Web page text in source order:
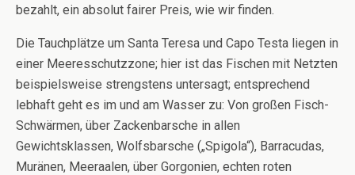
bezahlt, ein absolut fairer Preis, wie wir finden.
Die Tauchplätze um Santa Teresa und Capo Testa liegen in
einer Meeresschutzzone; hier ist das Fischen mit Netzten
beispielsweise strengstens untersagt; entsprechend
lebhaft geht es im und am Wasser zu: Von großen Fisch-
Schwärmen, über Zackenbarsche in allen
Gewichtsklassen, Wolfsbarsche („Spigola“), Barracudas,
Muränen, Meeraalen, über Gorgonien, echten roten